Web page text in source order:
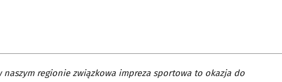
naszym regionie związkowa impreza sportowa to okazja do